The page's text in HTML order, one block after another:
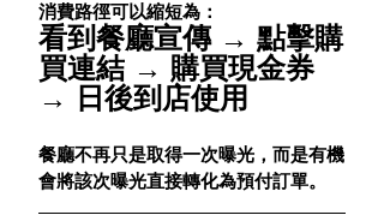
消費路徑可以縮短為：
看到餐廳宣傳 → 點擊購
買連結 → 購買現金券
→ 日後到店使用
餐廳不再只是取得一次曝光，而是有機
會將該次曝光直接轉化為預付訂單。